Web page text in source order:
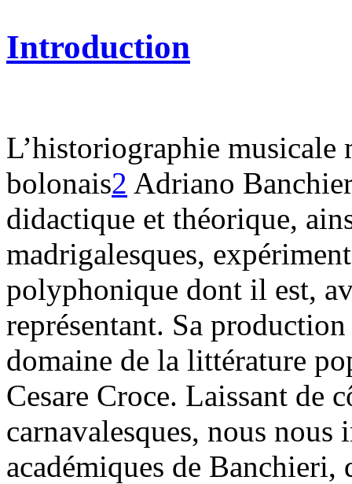
Introduction
L’historiographie musicale
bolonais2 Adriano
didactique et théorique,
madrigalesques,
polyphonique dont il est,
représentant. Sa
domaine de la littérature
Cesare Croce. Laissant de
carnavalesques, nous
académiques de